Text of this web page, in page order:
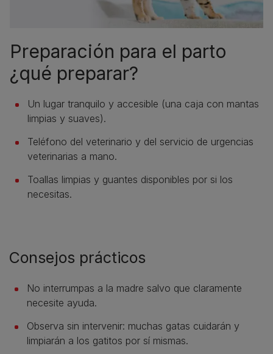
Preparación para el parto
¿qué preparar?
Un lugar tranquilo y accesible (una caja con mantas
limpias y suaves).
Teléfono del veterinario y del servicio de urgencias
veterinarias a mano.
Toallas limpias y guantes disponibles por si los
necesitas.
Consejos prácticos
No interrumpas a la madre salvo que claramente
necesite ayuda.
Observa sin intervenir: muchas gatas cuidarán y
limpiarán a los gatitos por sí mismas.